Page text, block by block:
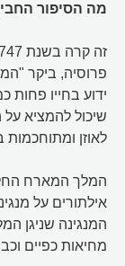
מה הסיפור
פרוסיה, ביקר
ידוע בחייו פחות
שיכול להמציא
לאוזן ומתוחכמות
המלך המארח
אילתורים על
המנגינה שניגן
מחיאות כפיים